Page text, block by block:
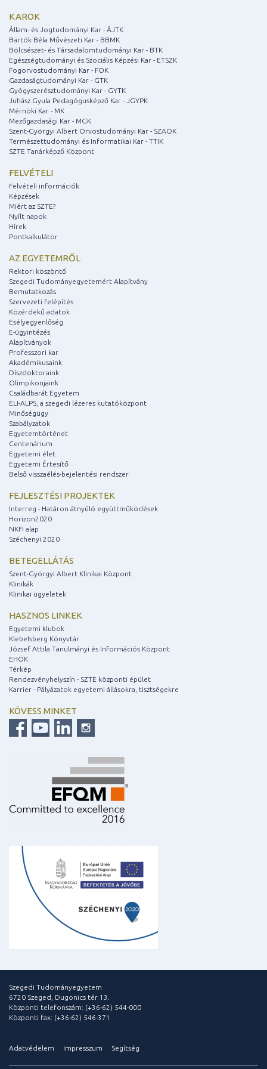
KAROK
Állam- és Jogtudományi Kar - ÁJTK
Bartók Béla Művészeti Kar - BBMK
Bölcsészet- és Társadalomtudományi Kar - BTK
Egészségtudományi és Szociális Képzési Kar - ETSZK
Fogorvostudományi Kar - FOK
Gazdaságtudományi Kar - GTK
Gyógyszerésztudományi Kar - GYTK
Juhász Gyula Pedagógusképző Kar - JGYPK
Mérnöki Kar - MK
Mezőgazdasági Kar - MGK
Szent-Györgyi Albert Orvostudományi Kar - SZAOK
Természettudományi és Informatikai Kar - TTIK
SZTE Tanárképző Központ
FELVÉTELI
Felvételi információk
Képzések
Miért az SZTE?
Nyílt napok
Hírek
Pontkalkulátor
AZ EGYETEMRŐL
Rektori köszöntő
Szegedi Tudományegyetemért Alapítvány
Bemutatkozás
Szervezeti felépítés
Közérdekű adatok
Esélyegyenlőség
E-ügyintézés
Alapítványok
Professzori kar
Akadémikusaink
Díszdoktoraink
Olimpikonjaink
Családbarát Egyetem
ELI-ALPS, a szegedi lézeres kutatóközpont
Minőségügy
Szabályzatok
Egyetemtörténet
Centenárium
Egyetemi élet
Egyetemi Értesítő
Belső visszaélés-bejelentési rendszer
FEJLESZTÉSI PROJEKTEK
Interreg - Határon átnyúló együttműködések
Horizon2020
NKFI alap
Széchenyi 2020
BETEGELLÁTÁS
Szent-Györgyi Albert Klinikai Központ
Klinikák
Klinikai ügyeletek
HASZNOS LINKEK
Egyetemi klubok
Klebelsberg Könyvtár
József Attila Tanulmányi és Információs Központ
EHÖK
Térkép
Rendezvényhelyszín - SZTE központi épület
Karrier - Pályázatok egyetemi állásokra, tisztségekre
KÖVESS MINKET
Szegedi Tudományegyetem
6720 Szeged, Dugonics tér 13.
Központi telefonszám: (+36-62) 544-000
Központi fax: (+36-62) 546-371
Adatvédelem Impresszum Segítség